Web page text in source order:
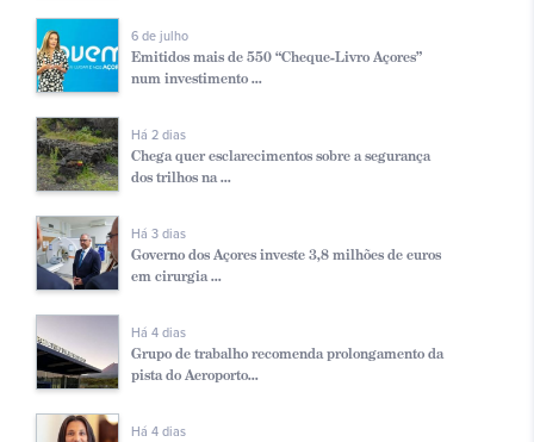
6 de julho
Emitidos mais de 550 “Cheque-Livro Açores”
num investimento ...
Há 2 dias
Chega quer esclarecimentos sobre a segurança
dos trilhos na ...
Há 3 dias
Governo dos Açores investe 3,8 milhões de euros
em cirurgia ...
Há 4 dias
Grupo de trabalho recomenda prolongamento da
pista do Aeroporto...
Há 4 dias